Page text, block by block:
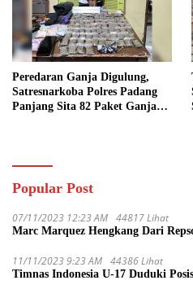
Peredaran Ganja Digulung,
Satresnarkoba Polres Padang
Panjang Sita 82 Paket Ganja
Popular Post
07/11/2023 12:23 AM 44817 Lihat
Marc Marquez Hengkang Dari
11/11/2023 9:23 AM 44386 Lihat
Timnas Indonesia U-17 Duduki